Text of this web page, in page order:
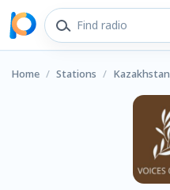
Home / Stations / Kazakhstan